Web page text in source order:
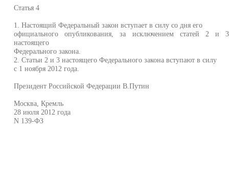
Статья 4
1. Настоящий Федеральный закон вступает в силу со дня его
официального опубликования, за исключением статей 2 и 3
настоящего
Федерального закона.
2. Статьи 2 и 3 настоящего Федерального закона вступают в силу
с 1 ноября 2012 года.
Президент Российской Федерации В.Путин
Москва, Кремль
28 июля 2012 года
N 139-ФЗ